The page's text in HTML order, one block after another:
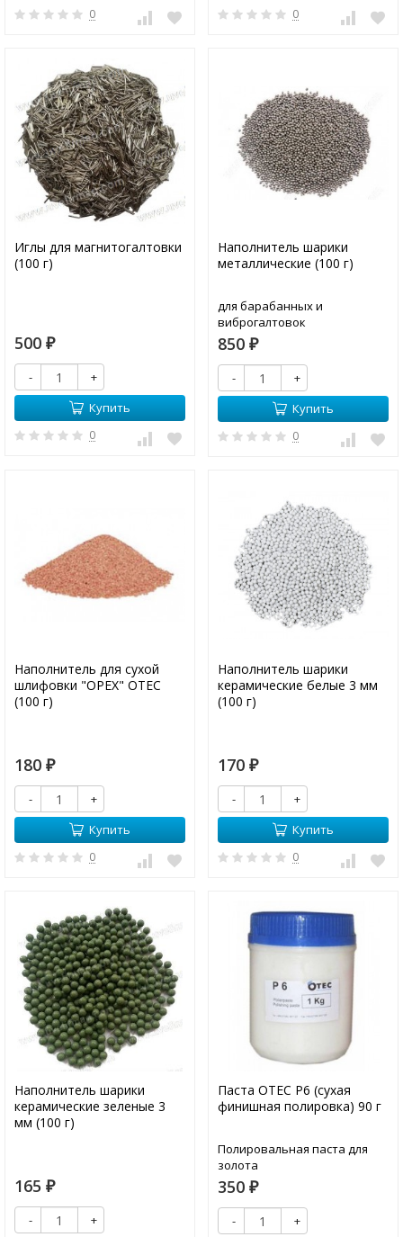
0 0
Иглы для магнитогалтовки
(100 г)
500 ₽
-
+
Купить
0
Наполнитель шарики
металлические (100 г)
для барабанных и
виброгалтовок
850 ₽
-
+
Купить
0
Наполнитель для сухой
шлифовки "ОРЕХ" OTEC
(100 г)
180 ₽
-
+
Купить
0
Наполнитель шарики
керамические белые 3 мм
(100 г)
170 ₽
-
+
Купить
0
Наполнитель шарики
керамические зеленые 3
мм (100 г)
165 ₽
-
+
Паста OTEC P6 (сухая
финишная полировка) 90 г
Полировальная паста для
золота
350 ₽
-
+